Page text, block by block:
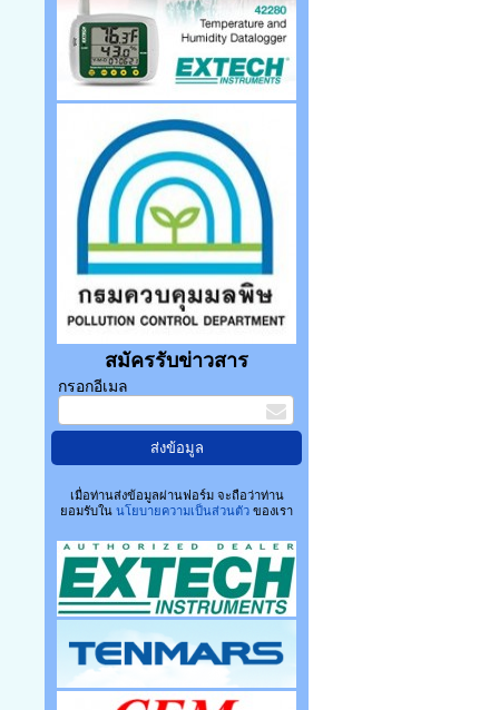
สมัครรับข่าวสาร
กรอกอีเมล
เมื่อท่านส่งข้อมูลผ่านฟอร์ม จะถือว่าท่าน
ยอมรับใน นโยบายความเป็นส่วนตัวของเรา